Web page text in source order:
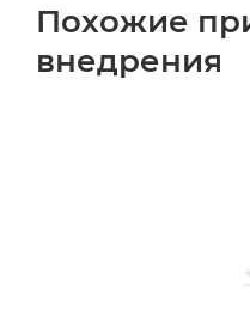
Похожие
внедрения